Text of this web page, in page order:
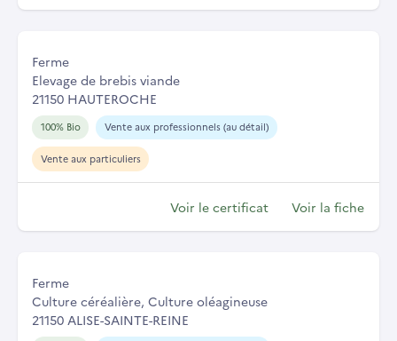
Ferme
Elevage de brebis viande
21150 HAUTEROCHE
100% Bio Vente aux professionnels (au détail)
Vente aux particuliers
Voir le certificat Voir la fiche
Ferme
Culture céréalière, Culture oléagineuse
21150 ALISE-SAINTE-REINE